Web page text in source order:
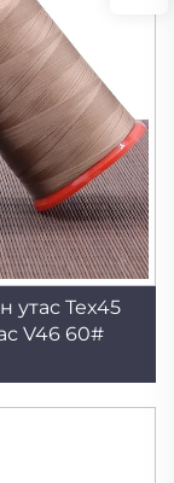
утас Tex45
V46 60#